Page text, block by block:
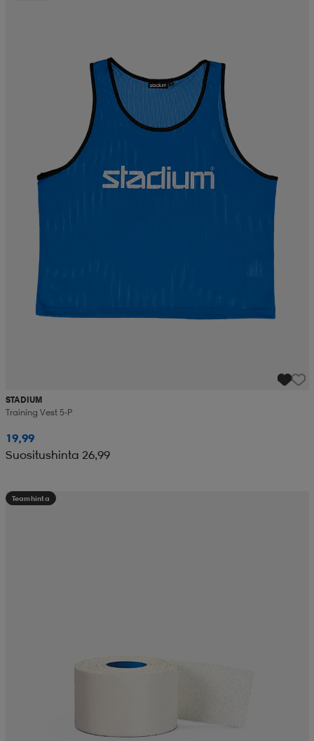
STADIUM
Training Vest 5-P
19,99
Suositushinta 26,99
Teamhinta